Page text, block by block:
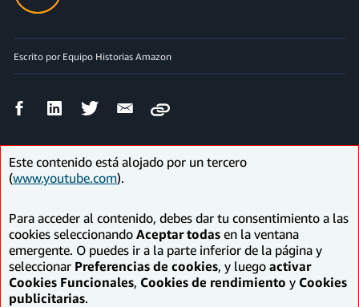
Escrito por Equipo Historias Amazon
CompartirCompartirCompartirCompartir
electrónico
Copy
Este contenido está alojado por un tercero
(www.youtube.com).
Para acceder al contenido, debes dar tu consentimiento a las
cookies seleccionando Aceptar todas en la ventana
emergente. O puedes ir a la parte inferior de la página y
seleccionar Preferencias de cookies, y luego activar
Cookies Funcionales, Cookies de rendimiento y Cookies
publicitarias.